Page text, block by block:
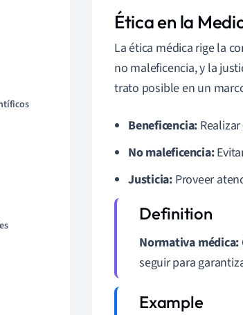
Ética en la
La ética médica rige la
no maleficencia, y la
trato posible en un
Beneficencia:
No maleficencia:
Justicia: Proveer
Normativa médica:
seguir para